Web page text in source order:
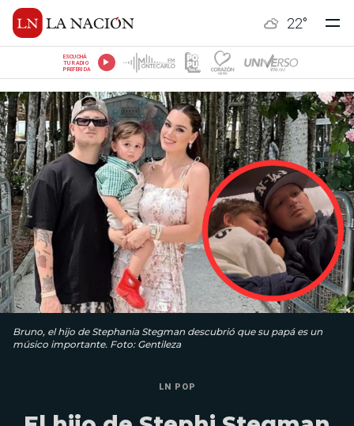
22°
ESCUCHÁ
TU RADIO
PREFERIDA
Bruno, el hijo de Stephania Stegman descubrió que su papá es un
músico importante. Foto: Gentileza
LN POP